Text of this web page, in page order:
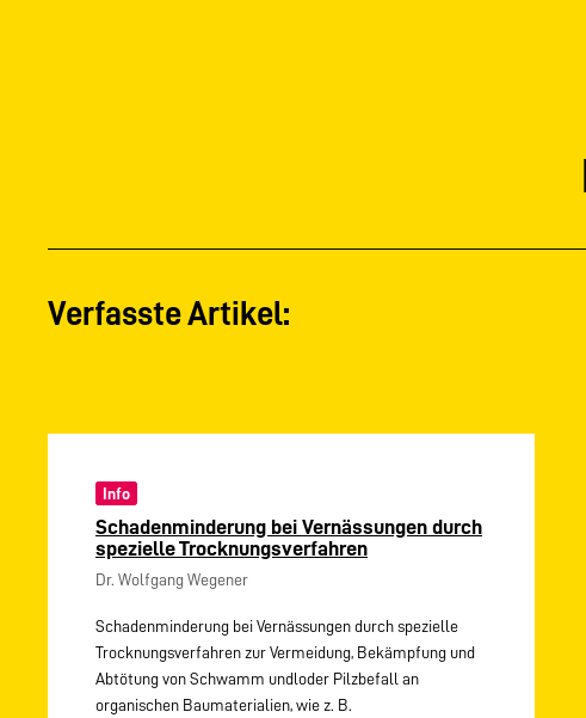
Verfasste Artikel:
Info
Schadenminderung bei Vernässungen durch
spezielle Trocknungsverfahren
Dr. Wolfgang Wegener
Schadenminderung bei Vernässungen durch spezielle
Trocknungsverfahren zur Vermeidung, Bekämpfung und
Abtötung von Schwamm undloder Pilzbefall an
organischen Baumaterialien, wie z. B.